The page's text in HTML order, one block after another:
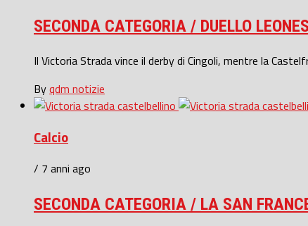
SECONDA CATEGORIA / DUELLO
Il Victoria Strada vince il derby di Cingoli, mentre la
Byqdm notizie
Calcio
/ 7 anni ago
SECONDA CATEGORIA / LA SAN